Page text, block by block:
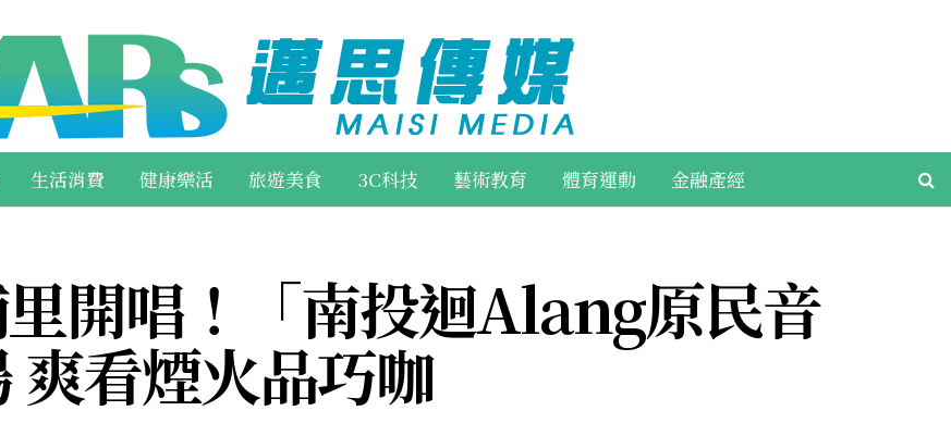
生活消費 健康樂活 旅遊美食 3C科技 藝術教育 體育運動 金融產經
開唱！「南投迴Alang原民音
看煙火品巧咖